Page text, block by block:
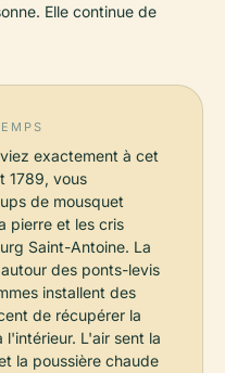
Elle continue de
exactement à cet
1789, vous
de mousquet
pierre et les cris
Saint-Antoine. La
des ponts-levis
installent des
de récupérer la
l'intérieur. L'air sent la
la poussière chaude